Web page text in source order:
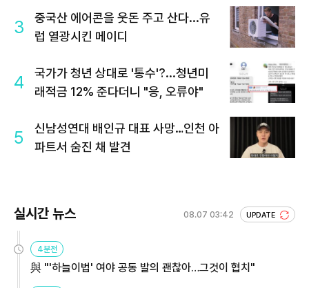
3
중국산 에어콘을 웃돈 주고 산다...유
럽 열광시킨 메이디
4
국가가 청년 상대로 '통수'?...청년미
래적금 12% 준다더니 "응, 오류야"
5
신남성연대 배인규 대표 사망…인천 아
파트서 숨진 채 발견
실시간 뉴스 08.07 03:42 UPDATE
4분전
與 "'하늘이법' 여야 공동 발의 괜찮아…그것이 협치"